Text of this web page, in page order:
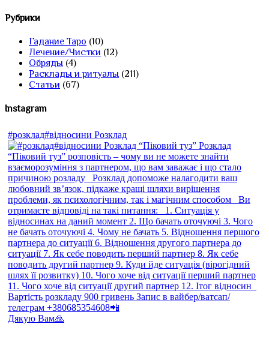
Рубрики
Гадание Таро (10)
Лечение/Чистки (12)
Обряды (4)
Расклады и ритуалы (211)
Статьи (67)
Instagram
#розклад#відносини Розклад
Дякую Вам🙏